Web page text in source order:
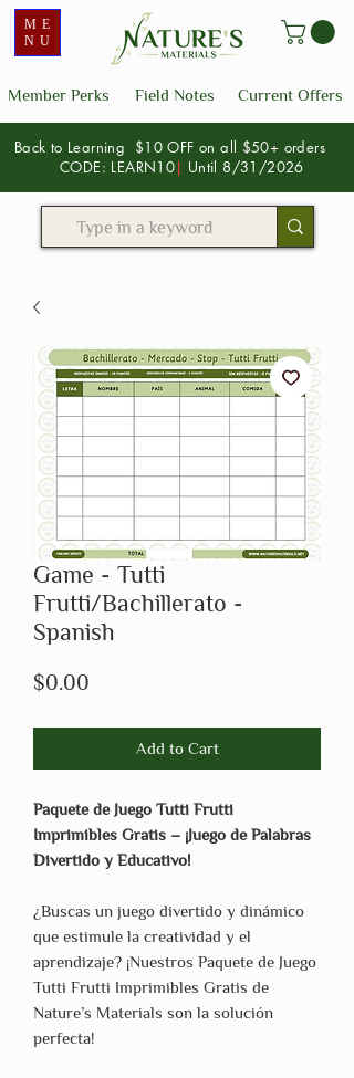
ME
NU
Member Perks Current Offers
Field Notes
Back to Learning $10 OFF on all $50+ orders
CODE: LEARN10| Until 8/31/2026
Game - Tutti
Frutti/Bachillerato -
Spanish
$0.00
Add to Cart
Paquete de Juego Tutti Frutti
Imprimibles Gratis – ¡Juego de Palabras
Divertido y Educativo!
¿Buscas un juego divertido y dinámico
que estimule la creatividad y el
aprendizaje? ¡Nuestros Paquete de Juego
Tutti Frutti Imprimibles Gratis de
Nature’s Materials son la solución
perfecta!